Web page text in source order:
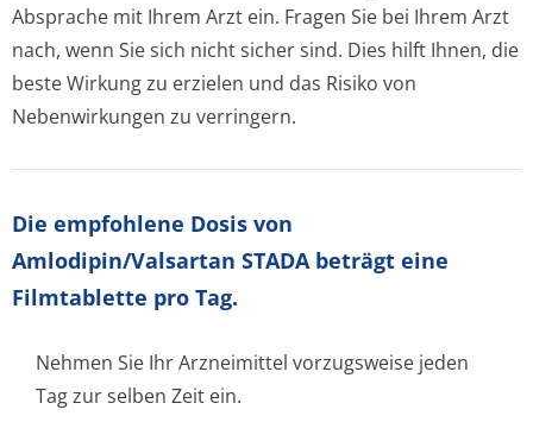
Absprache mit Ihrem Arzt ein. Fragen Sie bei Ihrem Arzt
nach, wenn Sie sich nicht sicher sind. Dies hilft Ihnen, die
beste Wirkung zu erzielen und das Risiko von
Nebenwirkungen zu verringern.
Die empfohlene Dosis von
Amlodipin/Valsartan STADA beträgt eine
Filmtablette pro Tag.
Nehmen Sie Ihr Arzneimittel vorzugsweise jeden
Tag zur selben Zeit ein.